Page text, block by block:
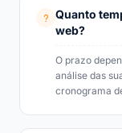
Quanto
web?
O prazo
análise das
cronograma